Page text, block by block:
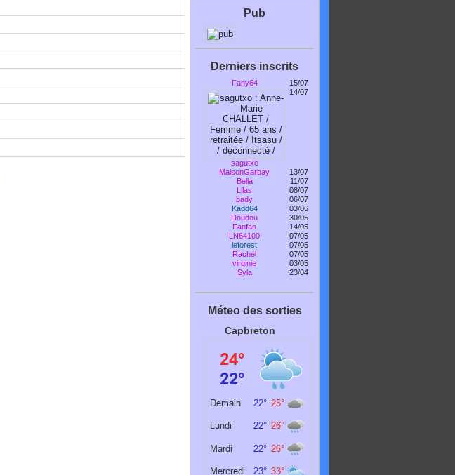
Pub
Derniers inscrits
Fany64 15/07
sagutxo
14/07
MaisonGarbay
13/07
Bella
11/07
Lilas
08/07
bady
06/07
Kadd64
03/06
Doudou
30/05
Fanfan
14/05
LN64100
07/05
leforest
07/05
Rachel
07/05
virginie
03/05
Syla
23/04
Méteo des sorties
Capbreton